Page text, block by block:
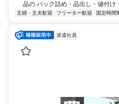
品の パック詰め・品出し・値付け
主婦・主夫歓迎 フリーター歓迎 固定時間
派遣社員